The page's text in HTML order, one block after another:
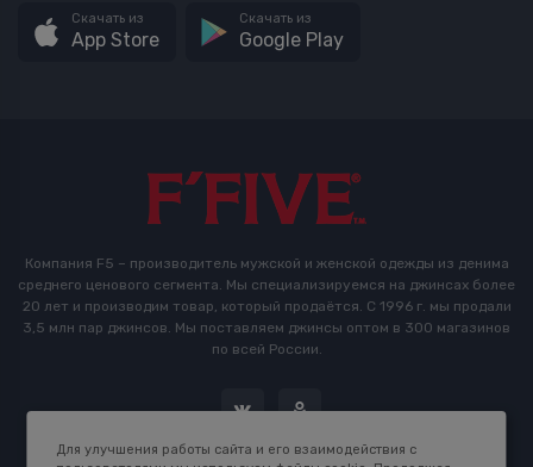
Скачать из
App Store
Скачать из
Google Play
Компания F5 – производитель мужской и женской одежды из денима
среднего ценового сегмента. Мы специализируемся на джинсах более
20 лет и производим товар, который продаётся. С 1996 г. мы продали
3,5 млн пар джинсов. Мы поставляем джинсы оптом в 300 магазинов
по всей России.
Для улучшения работы сайта и его взаимодействия с